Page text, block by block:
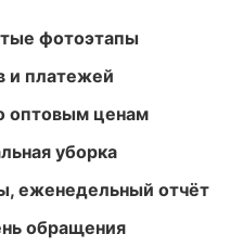
фотоэтапы
и платежей
оптовым ценам
уборка
еженедельный отчёт
обращения